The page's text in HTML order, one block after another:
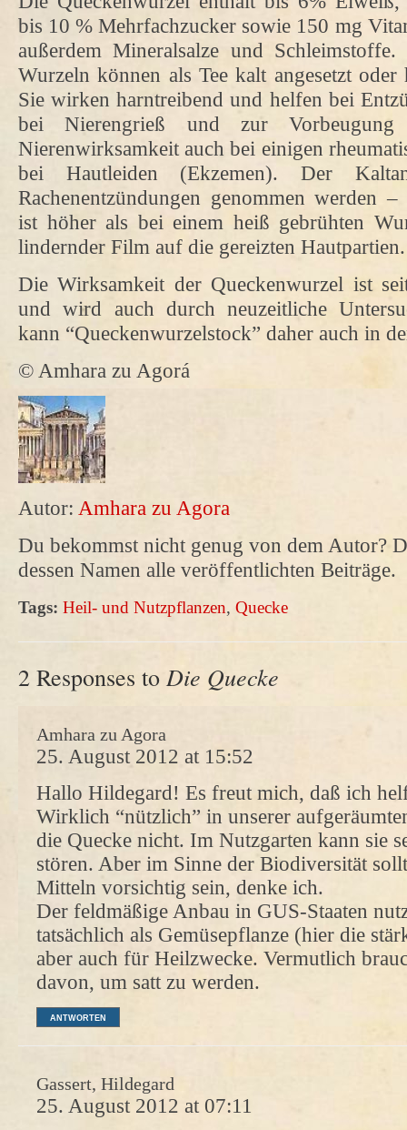
bis 10 % Mehrfachzucker sowie 150 mg
außerdem Mineralsalze und Schleimstoffe.
Wurzeln können als Tee kalt angesetzt
Sie wirken harntreibend und helfen bei
bei Nierengrieß und zur Vorbeugung
Nierenwirksamkeit auch bei einigen
bei Hautleiden (Ekzemen). Der
Rachenentzündungen genommen werden
ist höher als bei einem heiß gebrühten
lindernder Film auf die gereizten Hautpartien.
Die Wirksamkeit der Queckenwurzel ist
und wird auch durch neuzeitliche
kann “Queckenwurzelstock” daher auch in
© Amhara zu Agorá
Autor: Amhara zu Agora
Du bekommst nicht genug von dem Autor?
dessen Namen alle veröffentlichten Beiträge.
Tags: Heil- und Nutzpflanzen, Quecke
2 Responses to Die Quecke
Amhara zu Agora
25. August 2012 at 15:52
Hallo Hildegard! Es freut mich, daß ich
Wirklich “nützlich” in unserer
die Quecke nicht. Im Nutzgarten kann sie
stören. Aber im Sinne der Biodiversität
Mitteln vorsichtig sein, denke ich.
Der feldmäßige Anbau in GUS-Staaten
tatsächlich als Gemüsepflanze (hier die
aber auch für Heilzwecke. Vermutlich
davon, um satt zu werden.
ANTWORTEN
Gassert, Hildegard
25. August 2012 at 07:11